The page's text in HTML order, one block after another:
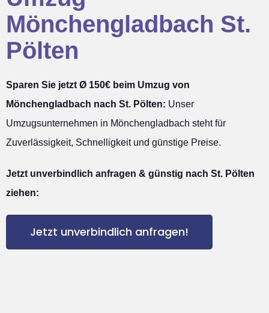
Mönchengladbach St.
Pölten
Sparen Sie jetzt Ø 150€ beim Umzug von
Mönchengladbach nach St. Pölten: Unser
Umzugsunternehmen in Mönchengladbach steht für
Zuverlässigkeit, Schnelligkeit und günstige Preise.
Jetzt unverbindlich anfragen & günstig nach St. Pölten
ziehen:
Jetzt unverbindlich anfragen!